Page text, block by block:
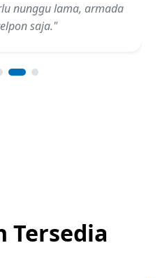
nunggu lama, armada
saja."
Tersedia